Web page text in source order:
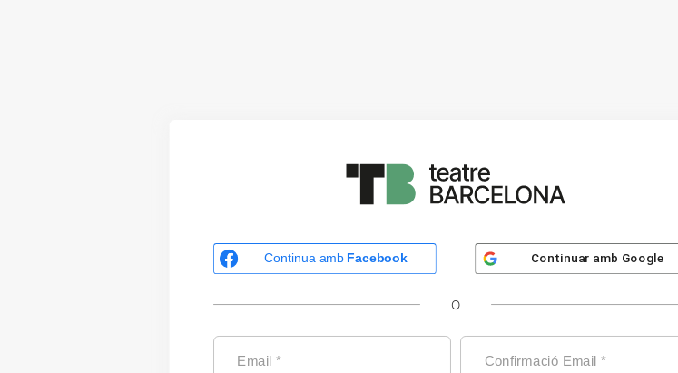
Continua amb Facebook Continuar amb Google
O